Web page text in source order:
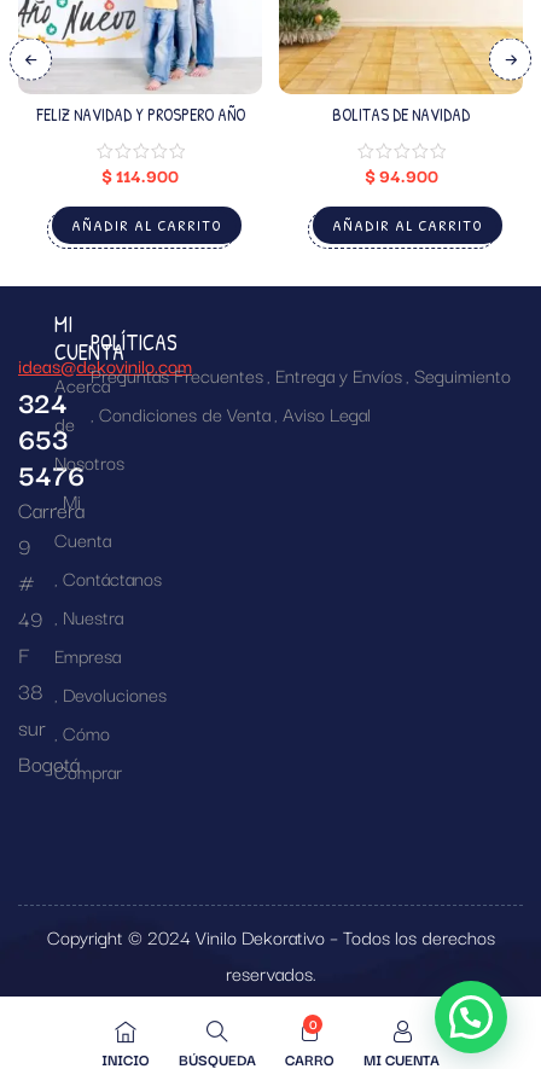
FELIZ NAVIDAD Y PROSPERO AÑO
$114.900
AÑADIR AL CARRITO
BOLITAS DE NAVIDAD
$94.900
AÑADIR AL CARRITO
ideas@dekovinilo.com
324
653
5476
Carrera
9
#
49
F
38
sur
Bogotá
MI
CUENTA
Acerca
de
Nosotros
Mi
Cuenta
Contáctanos
Nuestra
Empresa
Devoluciones
Cómo
Comprar
POLÍTICAS
Preguntas Frecuentes Entrega y Envíos Seguimiento
Condiciones de Venta Aviso Legal
Copyright © 2024 Vinilo Dekorativo – Todos los derechos
reservados.
INICIO BÚSQUEDA
0
CARRO MI CUENTA